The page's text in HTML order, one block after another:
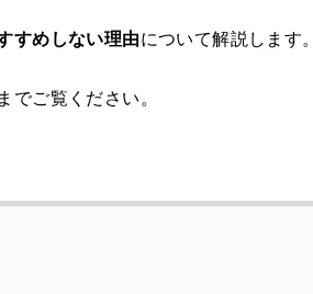
すめしない理由について解説します。
でご覧ください。